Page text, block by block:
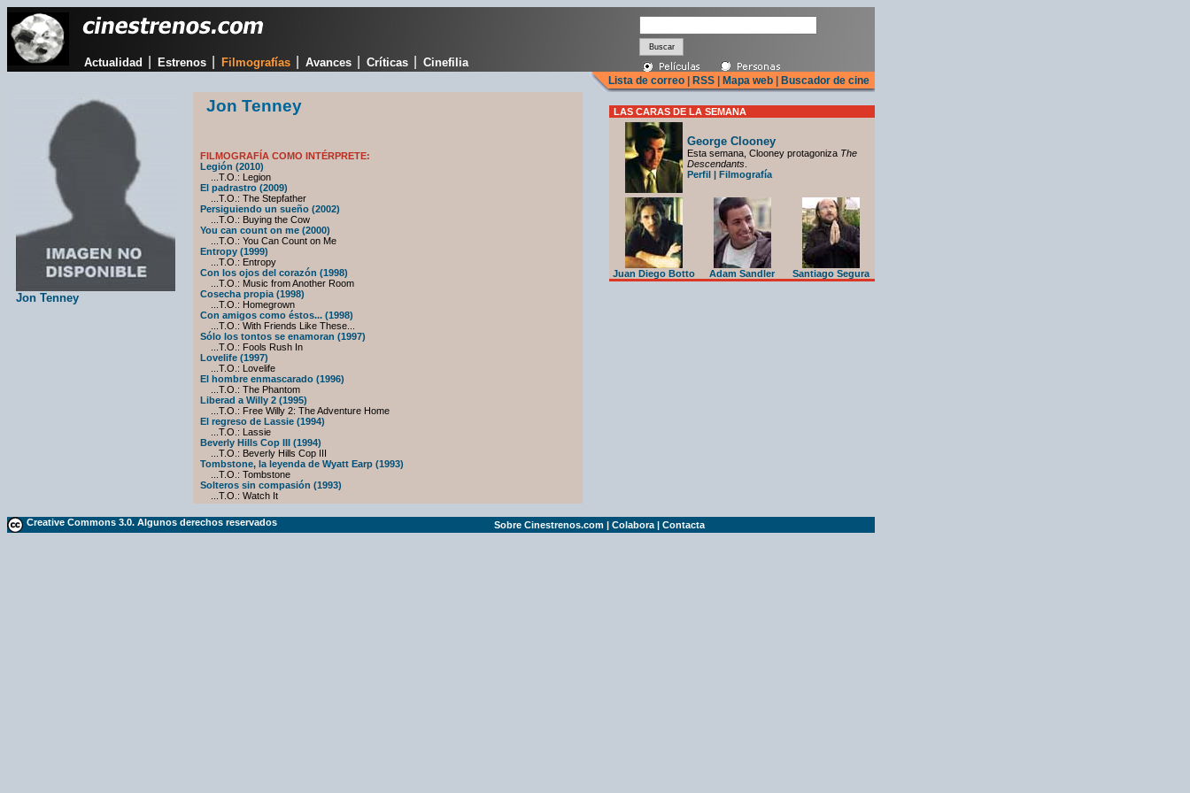
Actualidad Estrenos Filmografías Avances Críticas Cinefilia
Lista de correo RSS Mapa web Buscador de cine
Jon Tenney
Jon Tenney
FILMOGRAFÍA COMO INTÉRPRETE:
Legión (2010)
...T.O.: Legion
El padrastro (2009)
...T.O.: The Stepfather
Persiguiendo un sueño (2002)
...T.O.: Buying the Cow
You can count on me (2000)
...T.O.: You Can Count on Me
Entropy (1999)
...T.O.: Entropy
Con los ojos del corazón (1998)
...T.O.: Music from Another Room
Cosecha propia (1998)
...T.O.: Homegrown
Con amigos como éstos... (1998)
...T.O.: With Friends Like These...
Sólo los tontos se enamoran (1997)
...T.O.: Fools Rush In
Lovelife (1997)
...T.O.: Lovelife
El hombre enmascarado (1996)
...T.O.: The Phantom
Liberad a Willy 2 (1995)
...T.O.: Free Willy 2: The Adventure Home
El regreso de Lassie (1994)
...T.O.: Lassie
Beverly Hills Cop III (1994)
...T.O.: Beverly Hills Cop III
Tombstone, la leyenda de Wyatt Earp (1993)
...T.O.: Tombstone
Solteros sin compasión (1993)
...T.O.: Watch It
LAS CARAS DE LA SEMANA
George Clooney
Esta semana, Clooney protagoniza The
Descendants
Perfil | Filmografía
Juan Diego Botto Adam Sandler Santiago Segura
Creative Commons 3.0. Algunos derechos reservados Sobre Cinestrenos.com | Colabora | Contacta